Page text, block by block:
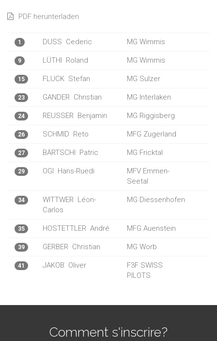
PDF herunterladen
1 DUSS Cederic MG Wimmis
9 LÜTHI Roland MG Wimmis
15 FLUCK Stefan MG Sulzer
23 GANDER Christian MG Interlaken
24 REUSSER Benjamin MG Riggisberg
26 SCHMID Reto MFG Zugerland
27 BÄRTSCHI Patric MG Fricktal
29 OGI Hans-Ruedi
MFV Emmen-
Seetal
34 WITTWER Léon-
Carlos
MG Diessenhofen
35 HOSTETTLER André MFG Auenstein
39 GERBER Christian MG Worb
41 JAKOB Oliver
F3F SWISS
PILOTS
Comment s'inscrire?